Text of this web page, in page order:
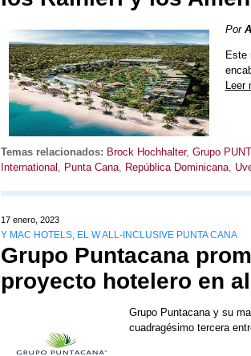
Por
Este
Leer
Temas relacionados: Brock Hochhalter, Grupo
International , Punta Cana, República Dominicana,
17 enero, 2023
Y MAC HOTELS, EL W ALL-INCLUSIVE PUNTA CANA
Grupo Puntacana
proyecto hotelero en
Grupo Puntacana y su
cuadragésimo tercera